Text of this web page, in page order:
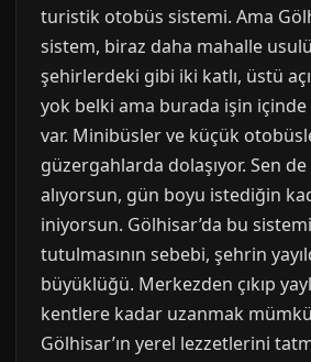
turistik otobüs sistemi. Ama
sistem, biraz daha mahalle
şehirlerdeki gibi iki katlı, üstü
yok belki ama burada işin
var. Minibüsler ve küçük
güzergahlarda dolaşıyor. Sen
alıyorsun, gün boyu istediğin
iniyorsun. Gölhisar’da bu
tutulmasının sebebi, şehrin
büyüklüğü. Merkezden çıkıp
kentlere kadar uzanmak
Gölhisar’ın yerel lezzetlerini